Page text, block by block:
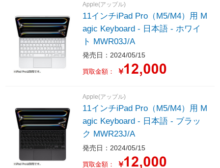
Apple(アップル)
11インチiPad Pro（M5/M4）用 M
agic Keyboard - 日本語 - ホワイ
ト MWR03J/A
発売日：2024/05/15
買取金額： ￥
Apple(アップル)
11インチiPad Pro（M5/M4）用 M
agic Keyboard - 日本語 - ブラッ
ク MWR23J/A
発売日：2024/05/15
買取金額： ￥